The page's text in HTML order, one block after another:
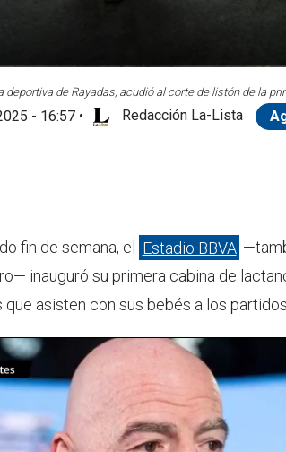
deportiva de Rayadas, acudió al corte de listón de la
- 16:57 • Redacción La-Lista
fin de semana, el Estadio BBVA
inauguró su primera cabina de
que asisten con sus bebés a los